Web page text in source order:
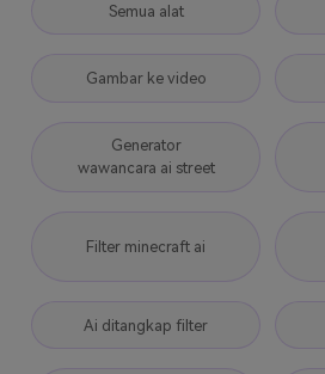
Semua alat
Gambar ke video
Generator
wawancara ai street
Filter minecraft ai
Ai ditangkap filter